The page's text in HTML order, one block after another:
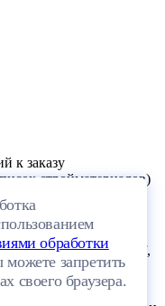
обработки
запретить
своего браузера.
к заказу
стройматериалов)
в эту область
xls, xlsx, txt, rtf, pdf,
20 МБ.